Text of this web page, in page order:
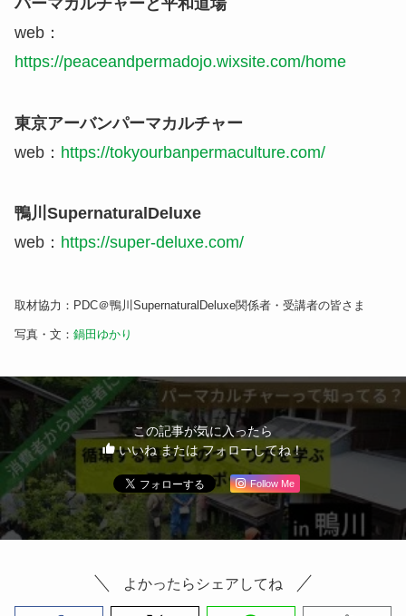
web：
https://peaceandpermadojo.wixsite.com/home
東京アーバンパーマカルチャー
web： https://tokyourbanpermaculture.com/
鴨川SupernaturalDeluxe
web： https://super-deluxe.com/
取材協力：PDC＠鴨川SupernaturalDeluxe関係者・受講者の皆さま
写真・文： 鍋田ゆかり
この記事が気に入ったら
いいね または フォローしてね！
Follow Me
よかったらシェアしてね